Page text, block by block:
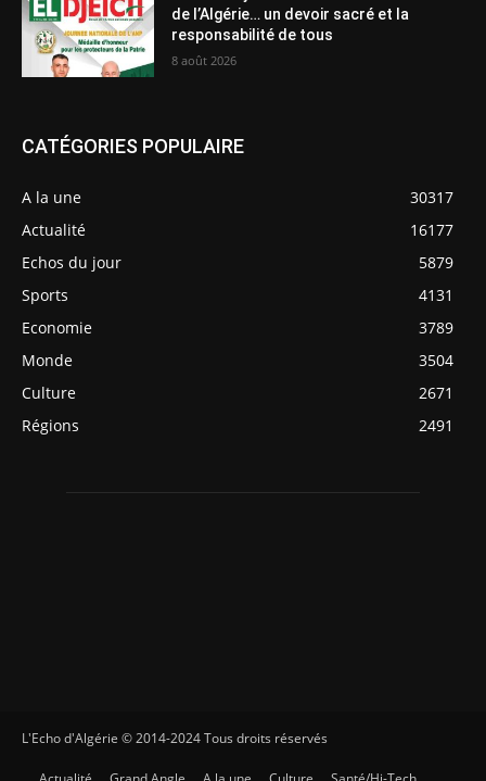
de l’Algérie… un devoir sacré et la
responsabilité de tous
8 août 2026
CATÉGORIES POPULAIRE
A la une
30317
Actualité
16177
Echos du jour
5879
Sports
4131
Economie
3789
Monde
3504
Culture
2671
Régions
2491
L'Echo d'Algérie © 2014-2024 Tous droits réservés